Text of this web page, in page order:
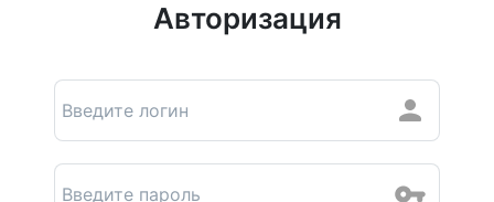
Авторизация